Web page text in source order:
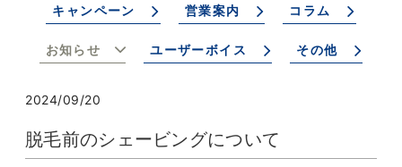
キャンペーン 営業案内 コラム
お知らせ ユーザーボイス その他
2024/09/20
脱毛前のシェービングについて